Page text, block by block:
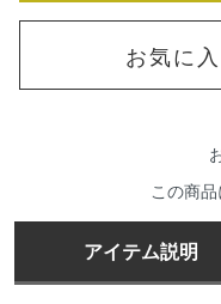
お気に
この商
アイテム説明